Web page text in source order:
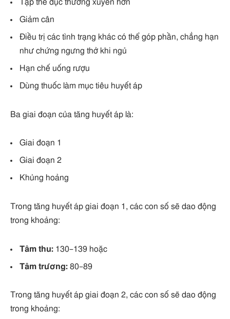
Tập thể dục thường xuyên hơn
Giảm cân
Điều trị các tình trạng khác có thể góp phần, chẳng hạn
như chứng ngưng thở khi ngủ
Hạn chế uống rượu
Dùng thuốc làm mục tiêu huyết áp
Ba giai đoạn của tăng huyết áp là:
Giai đoạn 1
Giai đoạn 2
Khủng hoảng
Trong tăng huyết áp giai đoạn 1, các con số sẽ dao động
trong khoảng:
Tâm thu: 130–139 hoặc
Tâm trương: 80–89
Trong tăng huyết áp giai đoạn 2, các con số sẽ dao động
trong khoảng: